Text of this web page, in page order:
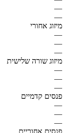
—
—
מיזוג אחורי
—
—
—
מיזוג שורה שלישית
—
—
—
פנסים קדמיים
—
—
—
פנסים אחוריים